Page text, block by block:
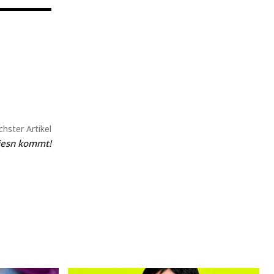
Artikel
kommt!